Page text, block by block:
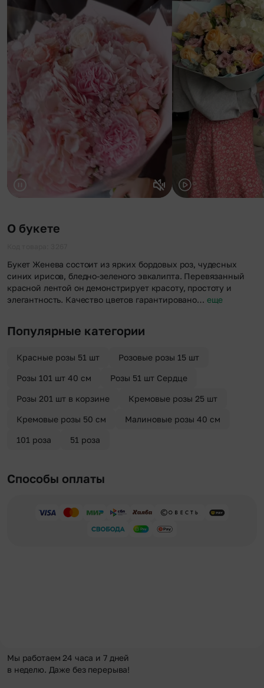
О букете
Букет Женева состоит из ярких бордовых роз, чудесных
синих ирисов, бледно-зеленого эвкалипта. Перевязанный
красной лентой он демонстрирует красоту, простоту и
элегантность. Качество цветов гарантировано… еще
Популярные категории
Красные розы 51 шт Розовые розы 15 шт
Розы 101 шт 40 см Розы 51 шт Сердце
Розы 201 шт в корзине Кремовые розы 25 шт
Кремовые розы 50 см Малиновые розы 40 см
101 роза 51 роза
Способы оплаты
Мы работаем 24 часа и 7 дней
в неделю. Даже без перерыва!